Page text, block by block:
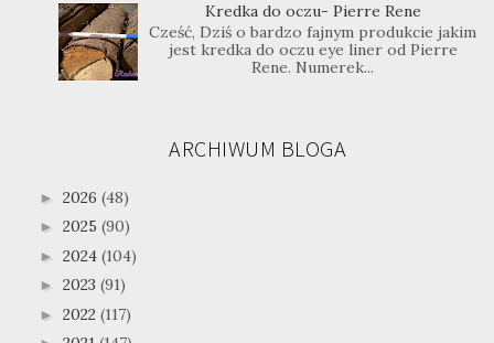
Kredka do oczu- Pierre Rene
Cześć, Dziś o bardzo fajnym produkcie jakim
jest kredka do oczu eye liner od Pierre
Rene. Numerek...
ARCHIWUM BLOGA
► 2026 (48)
► 2025 (90)
► 2024 (104)
► 2023 (91)
► 2022 (117)